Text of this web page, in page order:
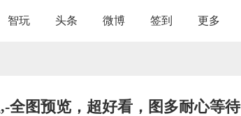
智玩 头条 微博 签到 更多
全图预览，超好看，图多耐心等待